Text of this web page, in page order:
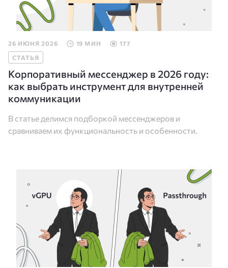
26 ИЮНЯ 2026 19 МИН
177
СТАТЬЯ
Корпоративный мессенджер в 2026 году:
как выбрать инструмент для внутренней
коммуникации
В статье делимся подборкой мессенджеров и
сравниваем их функциональность и особенности.